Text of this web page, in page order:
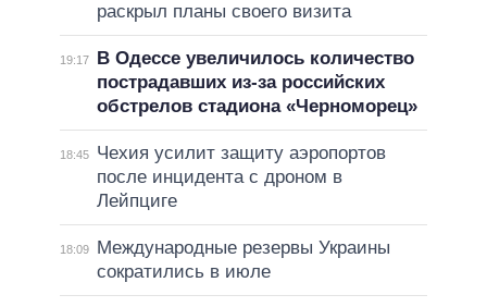
раскрыл планы своего визита
19:17
В Одессе увеличилось количество
пострадавших из-за российских
обстрелов стадиона «Черноморец»
18:45
Чехия усилит защиту аэропортов
после инцидента с дроном в
Лейпциге
18:09
Международные резервы Украины
сократились в июле